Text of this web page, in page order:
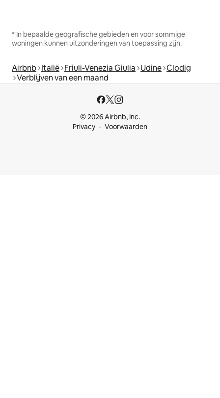
* In bepaalde geografische gebieden en voor sommige
woningen kunnen uitzonderingen van toepassing zijn.
Airbnb Italië Friuli-Venezia Giulia Udine Clodig
Verblijven van een maand
© 2026 Airbnb, Inc.
Privacy
Voorwaarden